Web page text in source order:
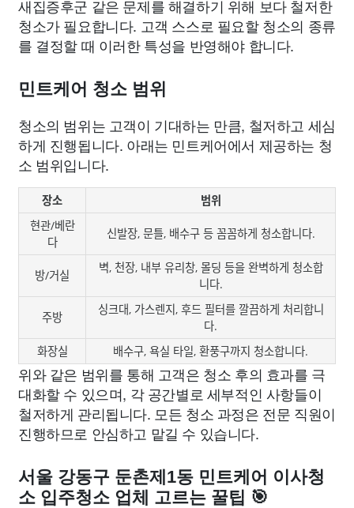
새집증후군 같은 문제를 해결하기 위해 보다 철저한
청소가 필요합니다. 고객 스스로 필요할 청소의 종류
를 결정할 때 이러한 특성을 반영해야 합니다.
민트케어 청소 범위
청소의 범위는 고객이 기대하는 만큼, 철저하고 세심
하게 진행됩니다. 아래는 민트케어에서 제공하는 청
소 범위입니다.
장소
범위
현관/베란
다
신발장, 문틀, 배수구 등 꼼꼼하게 청소합니다.
방/거실
벽, 천장, 내부 유리창, 몰딩 등을 완벽하게 청소합
니다.
주방
싱크대, 가스렌지, 후드 필터를 깔끔하게 처리합니
다.
화장실
배수구, 욕실 타일, 환풍구까지 청소합니다.
위와 같은 범위를 통해 고객은 청소 후의 효과를 극
대화할 수 있으며, 각 공간별로 세부적인 사항들이
철저하게 관리됩니다. 모든 청소 과정은 전문 직원이
진행하므로 안심하고 맡길 수 있습니다.
서울 강동구 둔촌제1동 민트케어 이사청
소 입주청소 업체 고르는 꿀팁 🎯